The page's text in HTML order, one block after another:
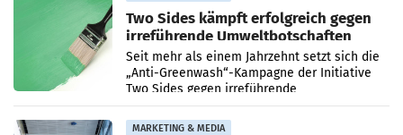
Two Sides kämpft erfolgreich gegen
irreführende Umweltbotschaften
beim Papiereinsatz
Seit mehr als einem Jahrzehnt setzt sich die
„Anti-Greenwash“-Kampagne der Initiative
Two Sides gegen irreführende
Umweltaussagen bei Papierkommunikation
und papierbasierten Verpackungen
MARKETING & MEDIA